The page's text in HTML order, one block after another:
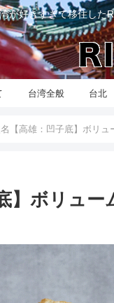
が好きすぎて移住した
台湾全般 台北
【高雄：凹子底】ボリュ
】ボリュ